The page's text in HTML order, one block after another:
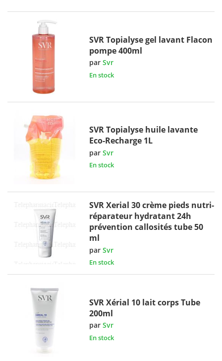
SVR Topialyse gel lavant Flacon
pompe 400ml
parSvr
En stock
SVR Topialyse huile lavante
Eco-Recharge 1L
parSvr
En stock
SVR Xerial 30 crème pieds nutri-
réparateur hydratant 24h
prévention callosités tube 50
ml
parSvr
En stock
SVR Xérial 10 lait corps Tube
200ml
parSvr
En stock